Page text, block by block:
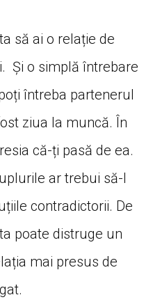
să ai o relație de
Și o simplă întrebare
întreba partenerul
ziua la muncă. În
că-ți pasă de ea.
ar trebui să-l
contradictorii. De
poate distruge un
mai presus de